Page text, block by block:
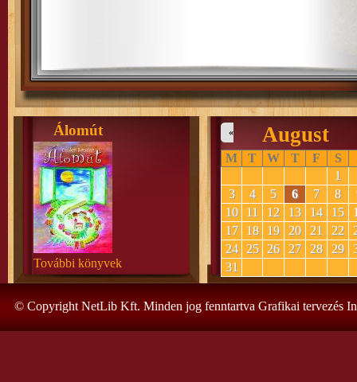
Álomút
További könyvek
August
«
M T W T F S
1
3
4 5 6 7 8
10
11 12 13 14 15
17
18 19 20 21 22
24
25 26 27 28 29
31
© Copyright NetLib Kft. Minden jog fenntartva Grafikai tervezés